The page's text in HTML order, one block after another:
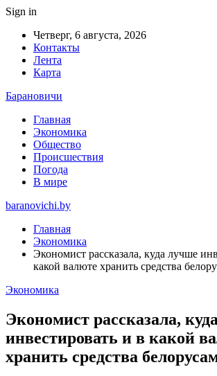
Sign in
Четверг, 6 августа, 2026
Контакты
Лента
Карта
Барановичи
Главная
Экономика
Общество
Происшествия
Погода
В мире
baranovichi.by
Главная
Экономика
Экономист рассказала, куда лучше
какой валюте хранить средства
Экономика
Экономист рассказала,
инвестировать и в какой
хранить средства